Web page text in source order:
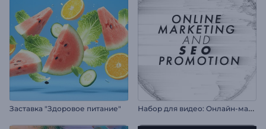
Заставка "Здоровое питание" Н
абор для видео: Онлайн-маркетинг и SEO